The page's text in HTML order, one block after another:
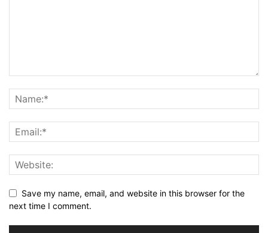
Save my name, email, and website in this browser for the
next time I comment.